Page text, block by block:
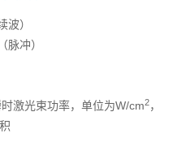
波）
脉冲）
激光束功率，单位为W/cm2，